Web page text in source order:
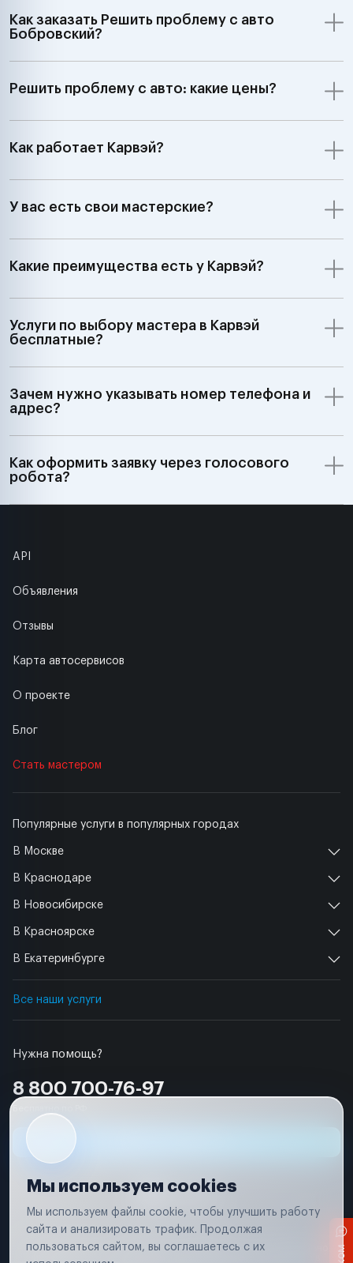
Как заказать Решить проблему с авто
Бобровский?
Решить проблему с авто: какие цены?
Как работает Карвэй?
У вас есть свои мастерские?
Какие преимущества есть у Карвэй?
Услуги по выбору мастера в Карвэй
бесплатные?
Зачем нужно указывать номер телефона и
адрес?
Как оформить заявку через голосового
робота?
Нужна помощь?
8 800 700-76-97
Популярные услуги в популярных городах
В Москве
В Краснодаре
В Новосибирске
В Красноярске
В Екатеринбурге
Все наши услуги
API
Объявления
Отзывы
Карта автосервисов
О проекте
Блог
Стать мастером
Условия использования
Вся информация, представленная на сайте, носит исключительно
Мы используем cookies
Мы используем файлы cookie, чтобы улучшить работу
сайта и анализировать трафик. Продолжая
пользоваться сайтом, вы соглашаетесь с их